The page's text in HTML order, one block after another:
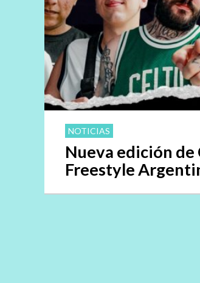
NOTICIAS
Nueva edición de
Freestyle